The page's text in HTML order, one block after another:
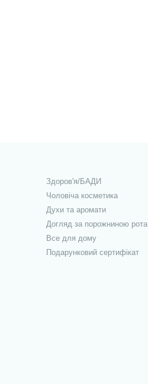
Здоров'я/БАДИ
Чоловіча косметика
Духи та аромати
Догляд за порожниною рота
Все для дому
Подарунковий сертифікат